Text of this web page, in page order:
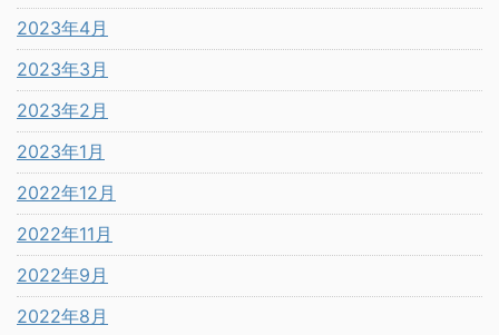
2023年4月
2023年3月
2023年2月
2023年1月
2022年12月
2022年11月
2022年9月
2022年8月